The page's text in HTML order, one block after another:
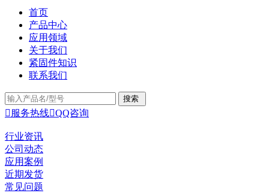
首页
产品中心
应用领域
关于我们
紧固件知识
联系我们
 服务热线QQ咨询
行业资讯
公司动态
应用案例
近期发货
常见问题